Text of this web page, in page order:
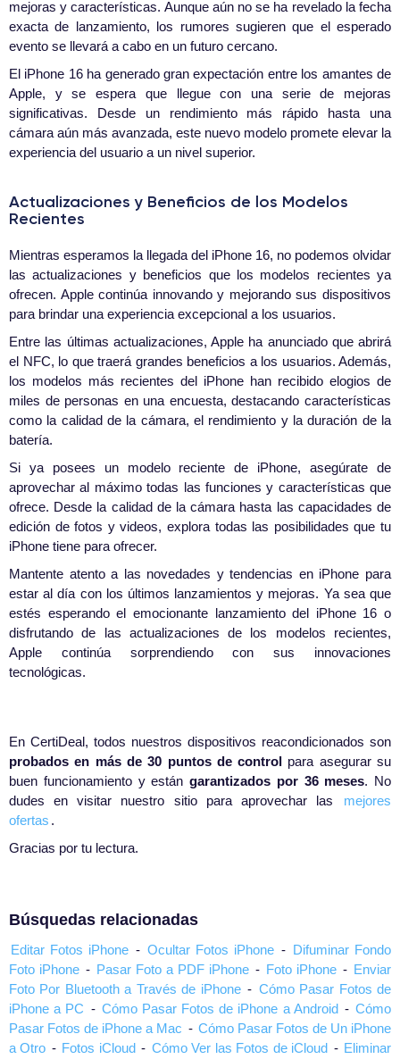
mejoras y características. Aunque aún no se ha revelado la fecha
exacta de lanzamiento, los rumores sugieren que el esperado
evento se llevará a cabo en un futuro cercano.
El iPhone 16 ha generado gran expectación entre los amantes de
Apple, y se espera que llegue con una serie de mejoras
significativas. Desde un rendimiento más rápido hasta una
cámara aún más avanzada, este nuevo modelo promete elevar la
experiencia del usuario a un nivel superior.
Actualizaciones y Beneficios de los Modelos
Recientes
Mientras esperamos la llegada del iPhone 16, no podemos olvidar
las actualizaciones y beneficios que los modelos recientes ya
ofrecen. Apple continúa innovando y mejorando sus dispositivos
para brindar una experiencia excepcional a los usuarios.
Entre las últimas actualizaciones, Apple ha anunciado que abrirá
el NFC, lo que traerá grandes beneficios a los usuarios. Además,
los modelos más recientes del iPhone han recibido elogios de
miles de personas en una encuesta, destacando características
como la calidad de la cámara, el rendimiento y la duración de la
batería.
Si ya posees un modelo reciente de iPhone, asegúrate de
aprovechar al máximo todas las funciones y características que
ofrece. Desde la calidad de la cámara hasta las capacidades de
edición de fotos y videos, explora todas las posibilidades que tu
iPhone tiene para ofrecer.
Mantente atento a las novedades y tendencias en iPhone para
estar al día con los últimos lanzamientos y mejoras. Ya sea que
estés esperando el emocionante lanzamiento del iPhone 16 o
disfrutando de las actualizaciones de los modelos recientes,
Apple continúa sorprendiendo con sus innovaciones
tecnológicas.
En CertiDeal, todos nuestros dispositivos reacondicionados son
probados en más de 30 puntos de control para asegurar su
buen funcionamiento y están garantizados por 36 meses. No
dudes en visitar nuestro sitio para aprovechar las
mejores
ofertas .
Gracias por tu lectura.
Búsquedas relacionadas
Editar Fotos iPhone - Ocultar Fotos iPhone - Difuminar Fondo
Foto iPhone - Pasar Foto a PDF iPhone - Foto iPhone - Enviar
Foto Por Bluetooth a Través de iPhone - Cómo Pasar Fotos de
iPhone a PC - Cómo Pasar Fotos de iPhone a Android - Cómo
Pasar Fotos de iPhone a Mac - Cómo Pasar Fotos de Un iPhone
a Otro - Fotos iCloud - Cómo Ver las Fotos de iCloud - Eliminar